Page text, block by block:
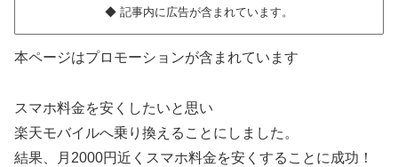
◆ 記事内に広告が含まれています。
本ページはプロモーションが含まれています
スマホ料金を安くしたいと思い
楽天モバイルへ乗り換えることにしました。
結果、月2000円近くスマホ料金を安くすることに成功！